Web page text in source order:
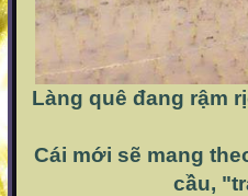
Làng quê đang rậm
Cái mới sẽ mang
cầu,